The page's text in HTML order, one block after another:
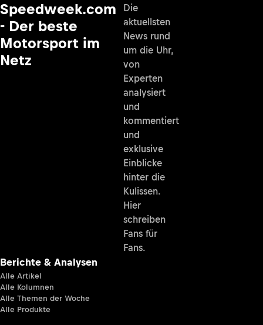
Speedweek.com
- Der beste
Motorsport im
Netz
Die
aktuellsten
News rund
um die Uhr,
von
Experten
analysiert
und
kommentiert
und
exklusive
Einblicke
hinter die
Kulissen.
Hier
schreiben
Fans für
Fans.
Berichte & Analysen
Alle Artikel
Alle Kolumnen
Alle Themen der Woche
Alle Produkte